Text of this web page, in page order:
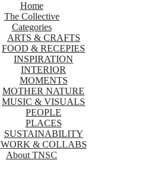
Home
The Collective
Categories
ARTS & CRAFTS
FOOD & RECEPIES
INSPIRATION
INTERIOR
MOMENTS
MOTHER NATURE
MUSIC & VISUALS
PEOPLE
PLACES
SUSTAINABILITY
WORK & COLLABS
About TNSC